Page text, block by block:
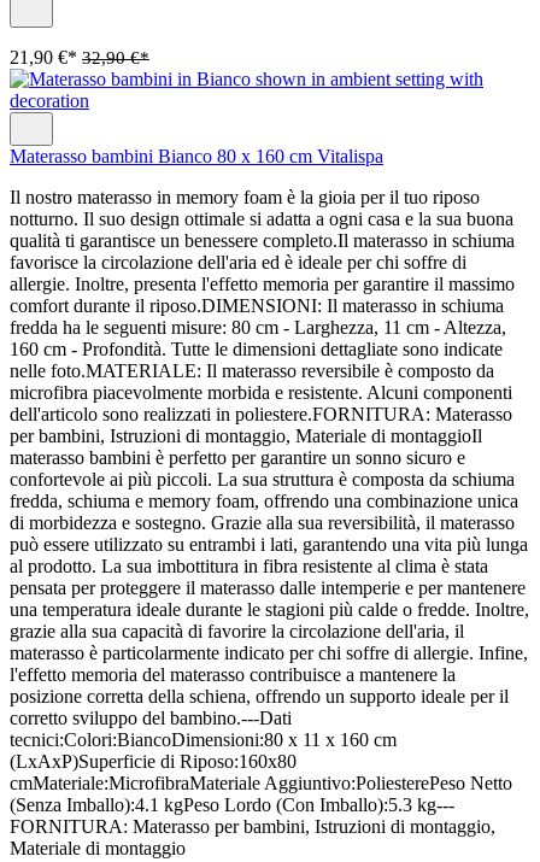
21,90 €* 32,90 €*
Materasso bambini Bianco 80 x 160 cm Vitalispa
Il nostro materasso in memory foam è la gioia per il tuo riposo
notturno. Il suo design ottimale si adatta a ogni casa e la sua buona
qualità ti garantisce un benessere completo.Il materasso in schiuma
favorisce la circolazione dell'aria ed è ideale per chi soffre di
allergie. Inoltre, presenta l'effetto memoria per garantire il massimo
comfort durante il riposo.DIMENSIONI: Il materasso in schiuma
fredda ha le seguenti misure: 80 cm - Larghezza, 11 cm - Altezza,
160 cm - Profondità. Tutte le dimensioni dettagliate sono indicate
nelle foto.MATERIALE: Il materasso reversibile è composto da
microfibra piacevolmente morbida e resistente. Alcuni componenti
dell'articolo sono realizzati in poliestere.FORNITURA: Materasso
per bambini, Istruzioni di montaggio, Materiale di montaggioIl
materasso bambini è perfetto per garantire un sonno sicuro e
confortevole ai più piccoli. La sua struttura è composta da schiuma
fredda, schiuma e memory foam, offrendo una combinazione unica
di morbidezza e sostegno. Grazie alla sua reversibilità, il materasso
può essere utilizzato su entrambi i lati, garantendo una vita più lunga
al prodotto. La sua imbottitura in fibra resistente al clima è stata
pensata per proteggere il materasso dalle intemperie e per mantenere
una temperatura ideale durante le stagioni più calde o fredde. Inoltre,
grazie alla sua capacità di favorire la circolazione dell'aria, il
materasso è particolarmente indicato per chi soffre di allergie. Infine,
l'effetto memoria del materasso contribuisce a mantenere la
posizione corretta della schiena, offrendo un supporto ideale per il
corretto sviluppo del bambino.---Dati
tecnici:Colori:BiancoDimensioni:80 x 11 x 160 cm
(LxAxP)Superficie di Riposo:160x80
cmMateriale:MicrofibraMateriale Aggiuntivo:PoliesterePeso Netto
(Senza Imballo):4.1 kgPeso Lordo (Con Imballo):5.3 kg---
FORNITURA: Materasso per bambini, Istruzioni di montaggio,
Materiale di montaggio